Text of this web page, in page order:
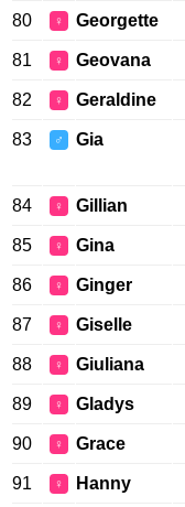
80 ♀ Georgette
81 ♀ Geovana
82 ♀ Geraldine
83 ♂ Gia
84 ♀ Gillian
85 ♀ Gina
86 ♀ Ginger
87 ♀ Giselle
88 ♀ Giuliana
89 ♀ Gladys
90 ♀ Grace
91 ♀ Hanny